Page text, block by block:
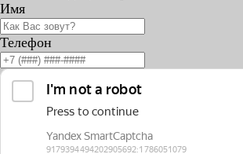
Имя
Телефон